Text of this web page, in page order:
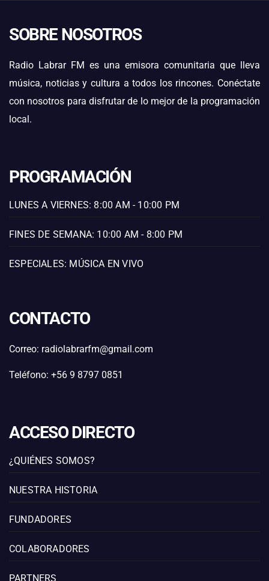
SOBRE NOSOTROS
Radio Labrar FM es una emisora comunitaria que lleva
música, noticias y cultura a todos los rincones. Conéctate
con nosotros para disfrutar de lo mejor de la programación
local.
PROGRAMACIÓN
LUNES A VIERNES: 8:00 AM - 10:00 PM
FINES DE SEMANA: 10:00 AM - 8:00 PM
ESPECIALES: MÚSICA EN VIVO
CONTACTO
Correo: radiolabrarfm@gmail.com
Teléfono: +56 9 8797 0851
ACCESO DIRECTO
¿QUIÉNES SOMOS?
NUESTRA HISTORIA
FUNDADORES
COLABORADORES
PARTNERS